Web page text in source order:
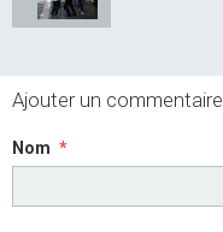
Ajouter un commentaire
Nom